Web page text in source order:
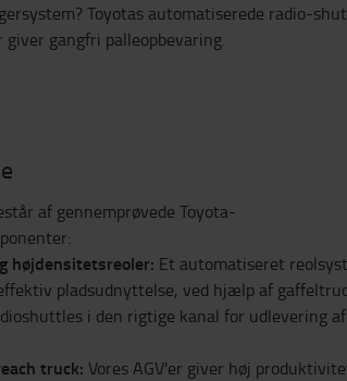
Toyotas automatiserede radio-
gangfri palleopbevaring.
af gennemprøvede Toyota-
højdensitetsreoler: Et automatiseret
pladsudnyttelse, ved hjælp af
i den rigtige kanal for udlevering af
truck: Vores AGV'er giver høj